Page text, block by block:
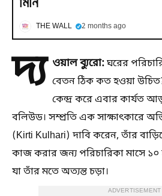
THE WALL 2 months ago
দ্য ওয়াল ব্যুরো:ঘরের
বেতন ঠিক কত হওয়া
কেন্দ্র করে এবার কার্যত
বলিউড। সম্প্রতি এক সাক্ষাৎকারে
(Kirti Kulhari) দাবি করেন, তাঁর
কাজ করার জন্য পরিচারিকা মাসে ১০
যা তাঁর মতে অত্যন্ত চড়া।
ADVERTISEMENT